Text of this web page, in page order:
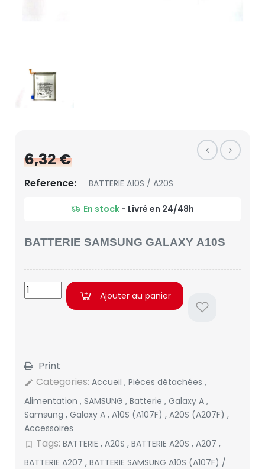
6,32 €
Reference: BATTERIE A10S / A20S
En stock - Livré en 24/48h
BATTERIE SAMSUNG GALAXY A10S
Ajouter au panier
Print
edit Categories: Accueil , Pièces détachées ,
Alimentation , SAMSUNG , Batterie , Galaxy A ,
Samsung , Galaxy A , A10S (A107F) , A20S (A207F) ,
Accessoires
bookmark_border Tags: BATTERIE , A20S , BATTERIE A20S , A207 ,
BATTERIE A207 , BATTERIE SAMSUNG A10S (A107F) /